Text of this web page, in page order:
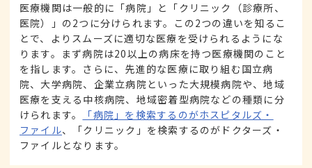
医療機関は一般的に「病院」と「クリニック（診療所、
医院）」の2つに分けられます。この2つの違いを知るこ
とで、よりスムーズに適切な医療を受けられるようにな
ります。まず病院は20以上の病床を持つ医療機関のこと
を指します。さらに、先進的な医療に取り組む国立病
院、大学病院、企業立病院といった大規模病院や、地域
医療を支える中核病院、地域密着型病院などの種類に分
けられます。
「病院」を検索するのがホスピタルズ・
ファイル、「クリニック」を検索するのがドクターズ・
ファイルとなります。